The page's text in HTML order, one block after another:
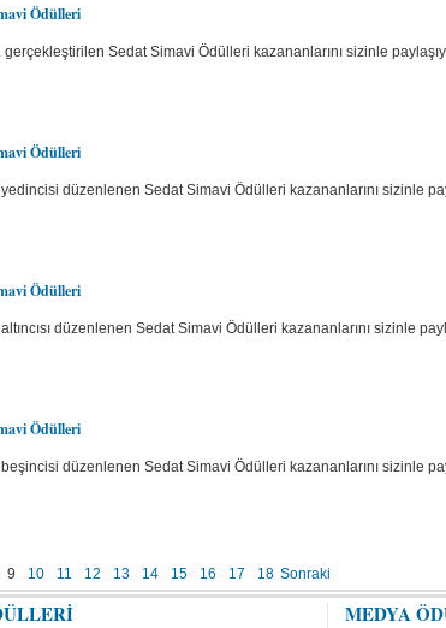
Ödülleri
gerçekleştirilen Sedat Simavi Ödülleri kazananlarını sizinle
Ödülleri
düzenlenen Sedat Simavi Ödülleri kazananlarını sizinle
Ödülleri
düzenlenen Sedat Simavi Ödülleri kazananlarını sizinle
Ödülleri
düzenlenen Sedat Simavi Ödülleri kazananlarını sizinle
9 10 11 12 13 14 15 16 17 18 Sonraki
MEDYA